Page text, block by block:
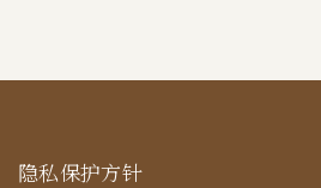
隐私保护方针